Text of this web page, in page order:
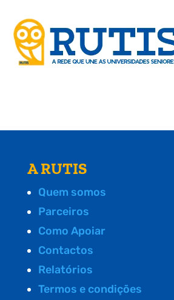
A RUTIS
Quem somos
Parceiros
Como Apoiar
Contactos
Relatórios
Termos e condições